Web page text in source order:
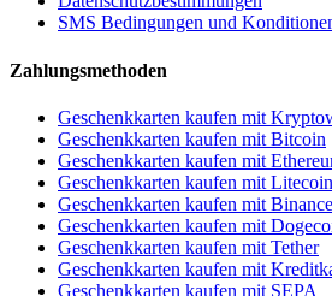
SMS Bedingungen und
Zahlungsmethoden
Geschenkkarten kaufen mit
Geschenkkarten kaufen mit Bitcoin
Geschenkkarten kaufen mit
Geschenkkarten kaufen mit Litecoin
Geschenkkarten kaufen mit Binance
Geschenkkarten kaufen mit
Geschenkkarten kaufen mit Tether
Geschenkkarten kaufen mit
Geschenkkarten kaufen mit SEPA